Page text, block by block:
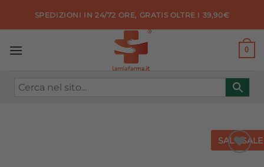
SPEDIZIONI IN 24/72 ORE, GRATIS OLTRE I 39,90€
0
SALE SALE